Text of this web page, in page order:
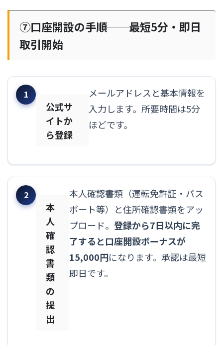
⑦口座開設の手順──最短5分・即日
取引開始
公式サ
イトか
ら登録
メールアドレスと基本情報を
入力します。所要時間は5分
ほどです。
本
人
確
認
書
類
の
提
出
本人確認書類（運転免許証・パス
ポート等）と住所確認書類をアッ
プロード。登録から7日以内に完
了すると口座開設ボーナスが
15,000円になります。承認は最短
即日です。